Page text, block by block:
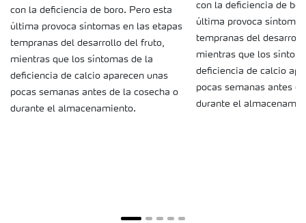
con la deficiencia de boro. Pero esta
última provoca síntomas en las etapas
tempranas del desarrollo del fruto,
mientras que los síntomas de la
deficiencia de calcio aparecen unas
pocas semanas antes de la cosecha o
durante el almacenamiento.
con la deficiencia de
última provoca
tempranas del
mientras que los
deficiencia de calcio
pocas semanas antes
durante el